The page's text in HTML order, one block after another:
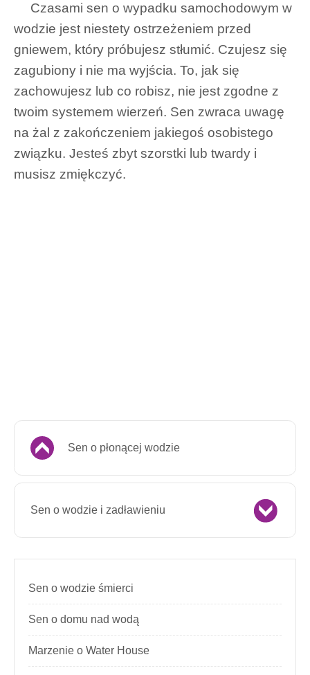
Czasami sen o wypadku samochodowym w
wodzie jest niestety ostrzeżeniem przed
gniewem, który próbujesz stłumić. Czujesz się
zagubiony i nie ma wyjścia. To, jak się
zachowujesz lub co robisz, nie jest zgodne z
twoim systemem wierzeń. Sen zwraca uwagę
na żal z zakończeniem jakiegoś osobistego
związku. Jesteś zbyt szorstki lub twardy i
musisz zmiękczyć.
Sen o płonącej wodzie
Sen o wodzie i zadławieniu
Sen o wodzie śmierci
Sen o domu nad wodą
Marzenie o Water House